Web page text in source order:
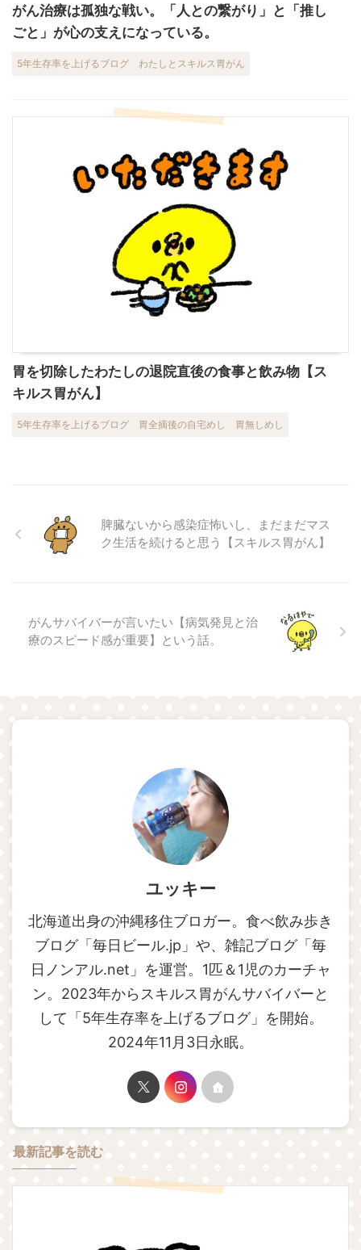
がん治療は孤独な戦い。「人との繋がり」と「推し
ごと」が心の支えになっている。
5年生存率を上げるブログ わたしとスキルス胃がん
胃を切除したわたしの退院直後の食事と飲み物【ス
キルス胃がん】
5年生存率を上げるブログ 胃全摘後の自宅めし 胃無しめし
脾臓ないから感染症怖いし、まだまだマス
ク生活を続けると思う【スキルス胃がん】
がんサバイバーが言いたい【病気発見と治
療のスピード感が重要】という話。
ユッキー
北海道出身の沖縄移住ブロガー。食べ飲み歩き
ブログ「毎日ビール.jp」や、雑記ブログ「毎
日ノンアル.net」を運営。1匹＆1児のカーチャ
ン。2023年からスキルス胃がんサバイバーと
して「5年生存率を上げるブログ」を開始。
2024年11月3日永眠。
最新記事を読む